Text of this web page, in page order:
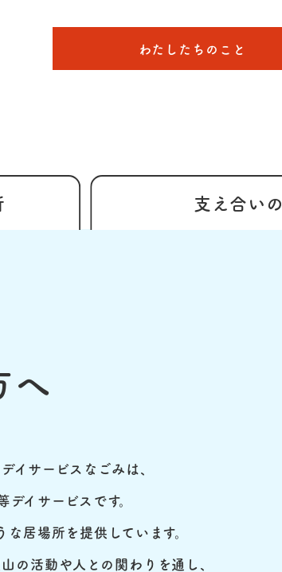
わたしたちのこと
支え合いの
へ
イサービスなごみは、
イサービスです。
居場所を提供しています。
の活動や人との関わりを通し、